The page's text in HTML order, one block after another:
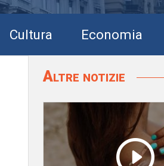
Cultura Economia
Altre notizie